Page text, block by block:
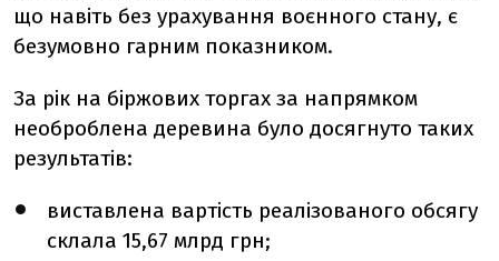
що навіть без урахування воєнного стану, є
безумовно гарним показником.
За рік на біржових торгах за напрямком
необроблена деревина було досягнуто таких
результатів:
виставлена вартість реалізованого обсягу
склала 15,67 млрд грн;